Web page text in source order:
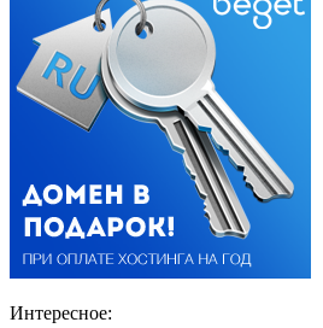
Интересное: